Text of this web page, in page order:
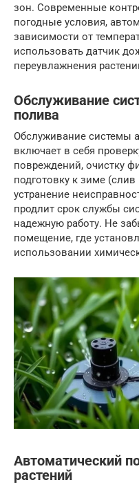
зон. Современные
погодные условия,
зависимости от
использовать датчик
переувлажнения
Обслуживание
полива
Обслуживание системы
включает в себя
повреждений, очистку
подготовку к зиме
устранение
продлит срок службы
надежную работу. Не
помещение, где
использовании
Автоматический
растений